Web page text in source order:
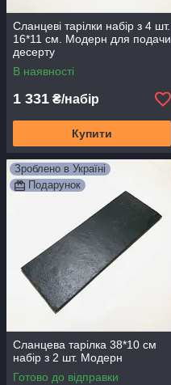
Сланцеві тарілки набір з 4 шт.
16*11 см. Модерн для подачи
десерту
В наявності
1 331 ₴/набір
Купити
Зроблено в Україні
Подарунок
Сланцева тарілка 38*10 см
набір з 2 шт. Модерн
Готово до відправки